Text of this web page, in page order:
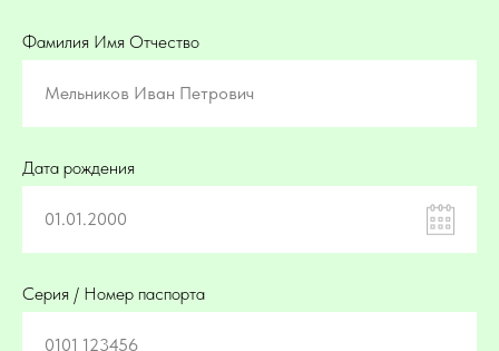
Фамилия Имя Отчество
Мельников Иван Петрович
Дата рождения
01.01.2000
Серия / Номер паспорта
0101 123456